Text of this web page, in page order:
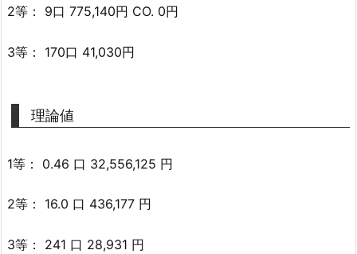
2等： 9口 775,140円 CO. 0円
3等： 170口 41,030円
理論値
1等： 0.46 口 32,556,125 円
2等： 16.0 口 436,177 円
3等： 241 口 28,931 円